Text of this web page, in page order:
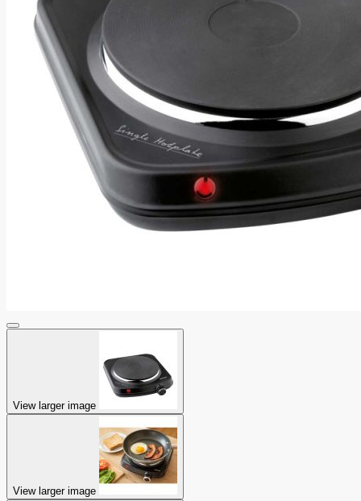
View larger image
View larger image